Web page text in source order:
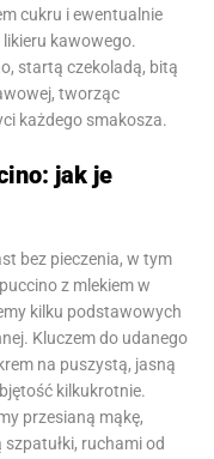
cukru i ewentualnie
kawowego.
startą czekoladą, bitą
tworząc
każdego smakosza.
jak je
bez pieczenia, w tym
z mlekiem w
kilku podstawowych
Kluczem do udanego
na puszystą, jasną
kilkukrotnie.
przesianą mąkę,
ruchami od